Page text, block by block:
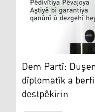
Ayşegul Dogan
Dem Partî:
dîplomatîk a
destpêkirin